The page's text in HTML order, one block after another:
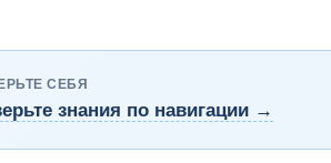
СЕБЯ
знания по навигации →